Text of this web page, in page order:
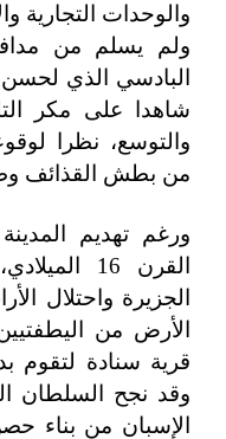
والوحدات التجارية
ولم يسلم من
البادسي الذي
شاهدا على مكر
والتوسع، نظرا
من بطش القذائف
ورغم تهديم
القرن 16
الجزيرة واحتلال
الأرض من
قرية سنادة لتقوم
وقد نجح السلطان
الإسبان من بناء